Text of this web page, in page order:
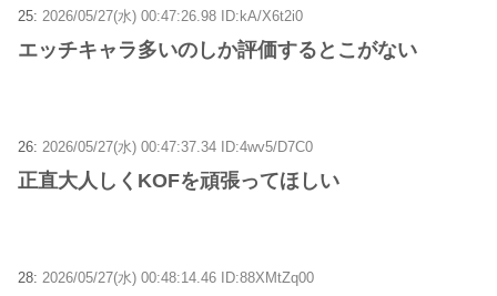
25: 2026/05/27(水) 00:47:26.98 ID:kA/X6t2i0
エッチキャラ多いのしか評価するとこがない
26: 2026/05/27(水) 00:47:37.34 ID:4wv5/D7C0
正直大人しくKOFを頑張ってほしい
28: 2026/05/27(水) 00:48:14.46 ID:88XMtZq00